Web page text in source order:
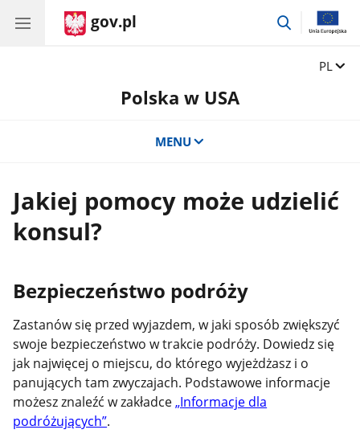
gov.pl
przejdź
Zmień
PL
Polska w USA
MENU
Jakiej pomocy może udzielić
konsul?
Bezpieczeństwo podróży
Zastanów się przed wyjazdem, w jaki sposób zwiększyć
swoje bezpieczeństwo w trakcie podróży. Dowiedz się
jak najwięcej o miejscu, do którego wyjeżdżasz i o
panujących tam zwyczajach. Podstawowe informacje
możesz znaleźć w zakładce„Informacje dla
podróżujących”.